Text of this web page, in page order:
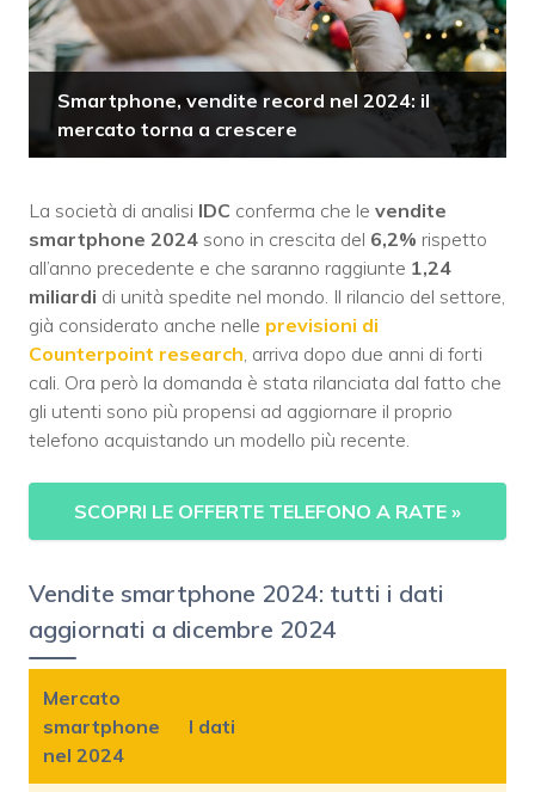
Smartphone, vendite record nel 2024: il
mercato torna a crescere
La società di analisi IDC conferma che le vendite
smartphone 2024 sono in crescita del 6,2% rispetto
all’anno precedente e che saranno raggiunte 1,24
miliardi di unità spedite nel mondo. Il rilancio del settore,
già considerato anche nelle previsioni di
Counterpoint research, arriva dopo due anni di forti
cali. Ora però la domanda è stata rilanciata dal fatto che
gli utenti sono più propensi ad aggiornare il proprio
telefono acquistando un modello più recente.
SCOPRI LE OFFERTE TELEFONO A RATE »
Vendite smartphone 2024: tutti i dati
aggiornati a dicembre 2024
Mercato
smartphone
nel 2024
I dati